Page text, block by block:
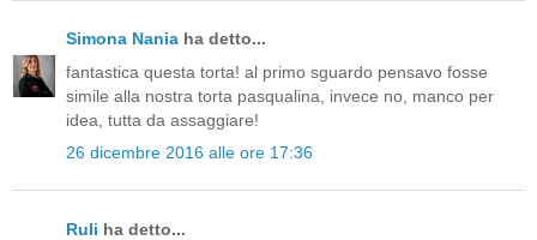
Simona Nania ha detto...
fantastica questa torta! al primo sguardo pensavo fosse
simile alla nostra torta pasqualina, invece no, manco per
idea, tutta da assaggiare!
26 dicembre 2016 alle ore 17:36
Ruli ha detto...